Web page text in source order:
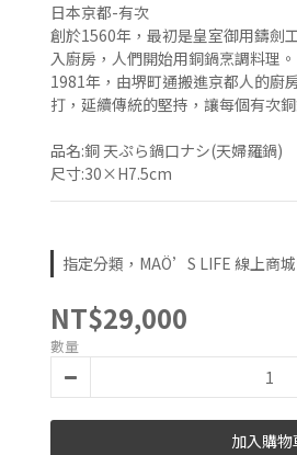
日本京都-有次
創於1560年，最初是皇室御用鑄劍
入廚房，人們開始用銅鍋烹調料理。
1981年，由堺町通搬進京都人的廚
打，延續傳統的堅持，讓每個有次
品名:銅 天ぷら鍋口ナシ(天婦羅鍋)
尺寸:30×H7.5cm
指定分類，MAÖ’S LIFE 線上商
NT$29,000
數量
加入購物